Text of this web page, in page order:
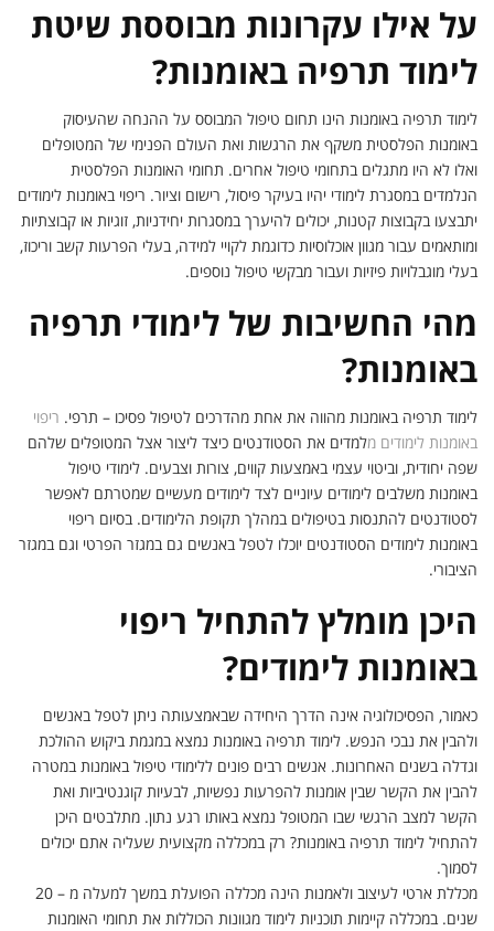
על אילו עקרונות מבוססת שיטת
לימוד תרפיה באומנות?
לימוד תרפיה באומנות הינו תחום טיפול המבוסס על ההנחה שהעיסוק
באומנות הפלסטית משקף את הרגשות ואת העולם הפנימי של המטופלים
ואלו לא היו מתגלים בתחומי טיפול אחרים. תחומי האומנות הפלסטית
הנלמדים במסגרת לימודי יהיו בעיקר פיסול, רישום וציור. ריפוי באומנות לימודים
יתבצעו בקבוצות קטנות, יכולים להיערך במסגרות יחידניות, זוגיות או קבוצתיות
ומותאמים עבור מגוון אוכלוסיות כדוגמת לקויי למידה, בעלי הפרעות קשב וריכוז,
בעלי מוגבלויות פיזיות ועבור מבקשי טיפול נוספים.
מהי החשיבות של לימודי תרפיה
באומנות?
לימוד תרפיה באומנות מהווה את אחת מהדרכים לטיפול פסיכו – תרפי. ריפוי
באומנות לימודים מלמדים את הסטודנטים כיצד ליצור אצל המטופלים שלהם
שפה יחודית, וביטוי עצמי באמצעות קווים, צורות וצבעים. לימודי טיפול
באומנות משלבים לימודים עיוניים לצד לימודים מעשיים שמטרתם לאפשר
לסטודנטים להתנסות בטיפולים במהלך תקופת הלימודים. בסיום ריפוי
באומנות לימודים הסטודנטים יוכלו לטפל באנשים גם במגזר הפרטי וגם במגזר
הציבורי.
היכן מומלץ להתחיל ריפוי
באומנות לימודים?
כאמור, הפסיכולוגיה אינה הדרך היחידה שבאמצעותה ניתן לטפל באנשים
ולהבין את נבכי הנפש. לימוד תרפיה באומנות נמצא במגמת ביקוש ההולכת
וגדלה בשנים האחרונות. אנשים רבים פונים ללימודי טיפול באומנות במטרה
להבין את הקשר שבין אומנות להפרעות נפשיות, לבעיות קוגנטיביות ואת
הקשר למצב הרגשי שבו המטופל נמצא באותו רגע נתון. מתלבטים היכן
להתחיל לימוד תרפיה באומנות? רק במכללה מקצועית שעליה אתם יכולים
לסמוך.
מכללת ארטי לעיצוב ולאמנות הינה מכללה הפועלת במשך למעלה מ – 20
שנים. במכללה קיימות תוכניות לימוד מגוונות הכוללות את תחומי האומנות